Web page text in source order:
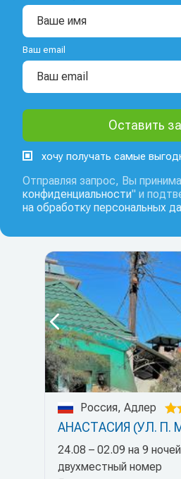
Ваш email
хочу получать самые
Отправляя запрос, Вы
конфиденциальности" и
на обработку персональных
Россия, Адлер
АНАСТАСИЯ (УЛ. П.
24.08 – 02.09 на 9 ночей
двухместный номер